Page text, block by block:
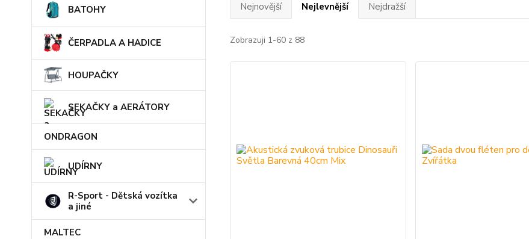
BATOHY
ČERPADLA A HADICE
HOUPAČKY
SEKAČKY a AERÁTORY
ONDRAGON
UDÍRNY
R-Sport - Dětská vozítka
a jiné
MALTEC
Nejnovější Nejlevnější Nejdražší
Zobrazuji 1-60 z 88